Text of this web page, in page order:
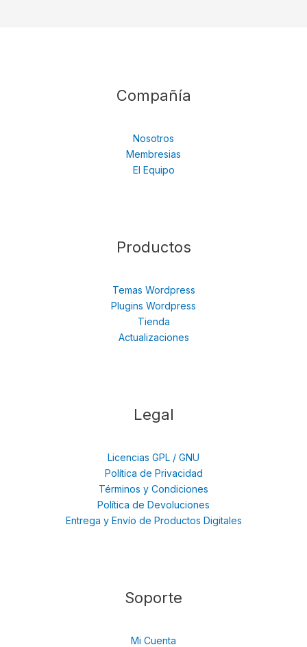
Compañía
Nosotros
Membresias
El Equipo
Productos
Temas Wordpress
Plugins Wordpress
Tienda
Actualizaciones
Legal
Licencias GPL / GNU
Política de Privacidad
Términos y Condiciones
Política de Devoluciones
Entrega y Envío de Productos Digitales
Soporte
Mi Cuenta